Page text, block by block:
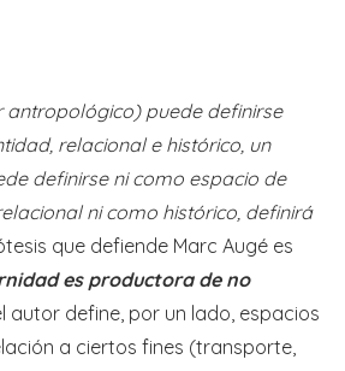
antropológico) puede definirse
relacional e histórico, un
definirse ni como espacio de
ni como histórico, definirá
que defiende Marc Augé es
es productora de no
autor define, por un lado, espacios
a ciertos fines (transporte,